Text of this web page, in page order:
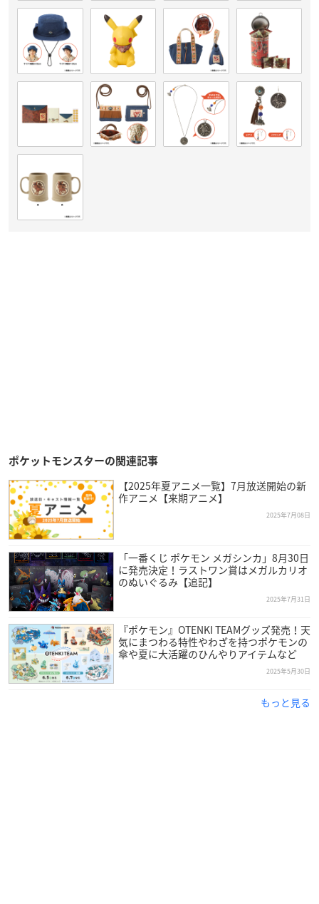
ポケットモンスターの関連記事
【2025年夏アニメ一覧】7月放送開始の新
作アニメ【来期アニメ】
2025年7月08日
「一番くじ ポケモン メガシンカ」8月30日
に発売決定！ラストワン賞はメガルカリオ
のぬいぐるみ【追記】
2025年7月31日
『ポケモン』OTENKI TEAMグッズ発売！天
気にまつわる特性やわざを持つポケモンの
傘や夏に大活躍のひんやりアイテムなど
2025年5月30日
もっと見る